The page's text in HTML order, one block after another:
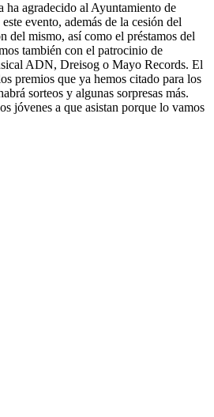
ha agradecido al Ayuntamiento de
evento, además de la cesión del
del mismo, así como el préstamos del
también con el patrocinio de
ADN, Dreisog o Mayo Records. El
premios que ya hemos citado para los
sorteos y algunas sorpresas más.
jóvenes a que asistan porque lo vamos